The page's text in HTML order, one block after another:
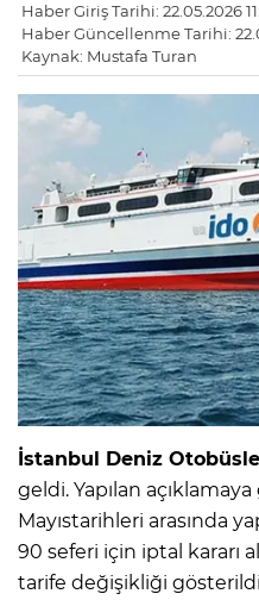
Haber Giriş Tarihi: 22.05.2026
Haber Güncellenme Tarihi:
Kaynak: Mustafa Turan
İstanbul Deniz
geldi. Yapılan açıklamaya
Mayıstarihleri arasında
90 seferi için iptal kararı
tarife değişikliği